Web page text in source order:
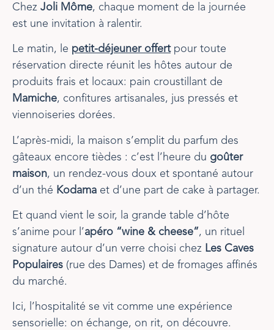
Chez Joli Môme, chaque moment de la journée
est une invitation à ralentir.
Le matin, le petit-déjeuner offertpour toute
réservation directe réunit les hôtes autour de
produits frais et locaux: pain croustillant de
Mamiche, confitures artisanales, jus pressés et
viennoiseries dorées.
L’après-midi, la maison s’emplit du parfum des
gâteaux encore tièdes : c’est l’heure du goûter
maison, un rendez-vous doux et spontané autour
d’un thé Kodama et d’une part de cake à partager.
Et quand vient le soir, la grande table d’hôte
s’anime pour l’apéro “wine & cheese”, un rituel
signature autour d’un verre choisi chez Les Caves
Populaires (rue des Dames) et de fromages affinés
du marché.
Ici, l’hospitalité se vit comme une expérience
sensorielle: on échange, on rit, on découvre.